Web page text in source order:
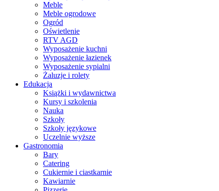
Meble
Meble ogrodowe
Ogród
Oświetlenie
RTV AGD
Wyposażenie kuchni
Wyposażenie łazienek
Wyposażenie sypialni
Żaluzje i rolety
Edukacja
Książki i wydawnictwa
Kursy i szkolenia
Nauka
Szkoły
Szkoły językowe
Uczelnie wyższe
Gastronomia
Bary
Catering
Cukiernie i ciastkarnie
Kawiarnie